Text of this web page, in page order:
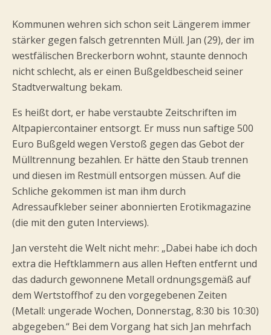
Kommunen wehren sich schon seit Längerem immer
stärker gegen falsch getrennten Müll. Jan (29), der im
westfälischen Breckerborn wohnt, staunte dennoch
nicht schlecht, als er einen Bußgeldbescheid seiner
Stadtverwaltung bekam.
Es heißt dort, er habe verstaubte Zeitschriften im
Altpapiercontainer entsorgt. Er muss nun saftige 500
Euro Bußgeld wegen Verstoß gegen das Gebot der
Mülltrennung bezahlen. Er hätte den Staub trennen
und diesen im Restmüll entsorgen müssen. Auf die
Schliche gekommen ist man ihm durch
Adressaufkleber seiner abonnierten Erotikmagazine
(die mit den guten Interviews).
Jan versteht die Welt nicht mehr: „Dabei habe ich doch
extra die Heftklammern aus allen Heften entfernt und
das dadurch gewonnene Metall ordnungsgemäß auf
dem Wertstoffhof zu den vorgegebenen Zeiten
(Metall: ungerade Wochen, Donnerstag, 8:30 bis 10:30)
abgegeben.“ Bei dem Vorgang hat sich Jan mehrfach